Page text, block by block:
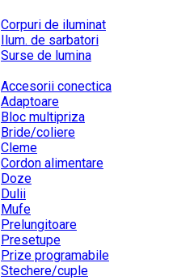
Corpuri de iluminat
Ilum. de sarbatori
Surse de lumina
Accesorii conectica
Adaptoare
Bloc multipriza
Bride/coliere
Cleme
Cordon alimentare
Doze
Dulii
Mufe
Prelungitoare
Presetupe
Prize programabile
Stechere/cuple